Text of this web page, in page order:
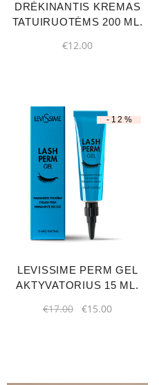
DRĖKINANTIS KREMAS
TATUIRUOTĖMS 200 ML.
€12.00
-12%
LEVISSIME PERM GEL
AKTYVATORIUS 15 ML.
€17.00 €15.00